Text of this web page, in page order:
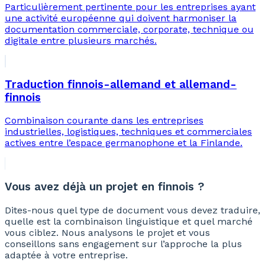
Particulièrement pertinente pour les entreprises ayant
une activité européenne qui doivent harmoniser la
documentation commerciale, corporate, technique ou
digitale entre plusieurs marchés.
Traduction finnois-allemand et allemand-
finnois
Combinaison courante dans les entreprises
industrielles, logistiques, techniques et commerciales
actives entre l’espace germanophone et la Finlande.
Vous avez déjà un projet en finnois ?
Dites-nous quel type de document vous devez traduire,
quelle est la combinaison linguistique et quel marché
vous ciblez. Nous analysons le projet et vous
conseillons sans engagement sur l’approche la plus
adaptée à votre entreprise.